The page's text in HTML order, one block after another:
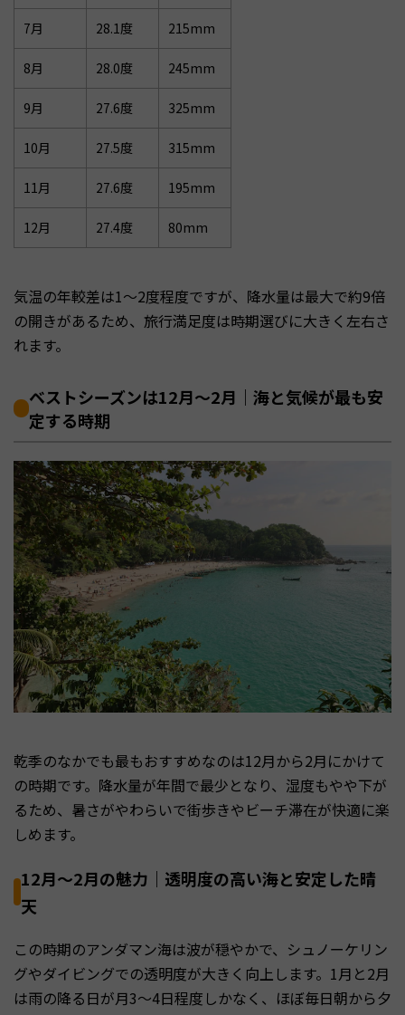
7月 28.1度 215mm
8月 28.0度 245mm
9月 27.6度 325mm
10月 27.5度 315mm
11月 27.6度 195mm
12月 27.4度 80mm
気温の年較差は1〜2度程度ですが、降水量は最大で約9倍
の開きがあるため、旅行満足度は時期選びに大きく左右さ
れます。
ベストシーズンは12月〜2月｜海と気候が最も安
定する時期
乾季のなかでも最もおすすめなのは12月から2月にかけて
の時期です。降水量が年間で最少となり、湿度もやや下が
るため、暑さがやわらいで街歩きやビーチ滞在が快適に楽
しめます。
12月〜2月の魅力｜透明度の高い海と安定した晴
天
この時期のアンダマン海は波が穏やかで、シュノーケリン
グやダイビングでの透明度が大きく向上します。1月と2月
は雨の降る日が月3〜4日程度しかなく、ほぼ毎日朝から夕